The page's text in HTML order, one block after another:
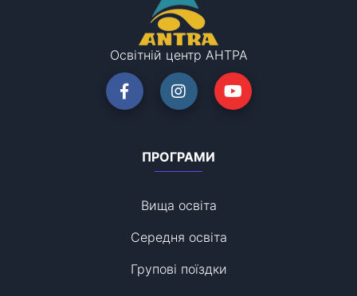
Освітній центр АНТРА
ПРОГРАМИ
Вища освіта
Середня освіта
Групові поїздки